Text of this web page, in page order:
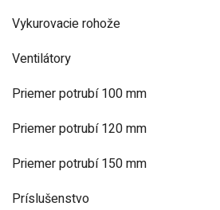
Vykurovacie rohože
Ventilátory
Priemer potrubí 100 mm
Priemer potrubí 120 mm
Priemer potrubí 150 mm
Príslušenstvo